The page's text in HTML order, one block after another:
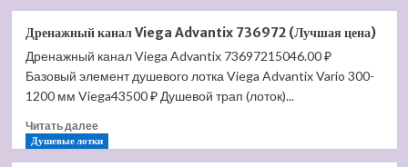
цена)
Viega
Advantix
Visign
ER9
(Лучшая
цена)
Дренажный канал Viega Advantix 736972 (Лучшая цена)
Дренажный канал Viega Advantix 73697215046.00 ₽
Базовый элемент душевого лотка Viega Advantix Vario 300-
1200 мм Viega43500 ₽ Душевой трап (лоток)...
Читать далееПрочитать
больше
Душевые лотки